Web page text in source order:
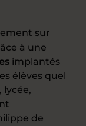
sur
à une
implantés
élèves quel
lycée,
de